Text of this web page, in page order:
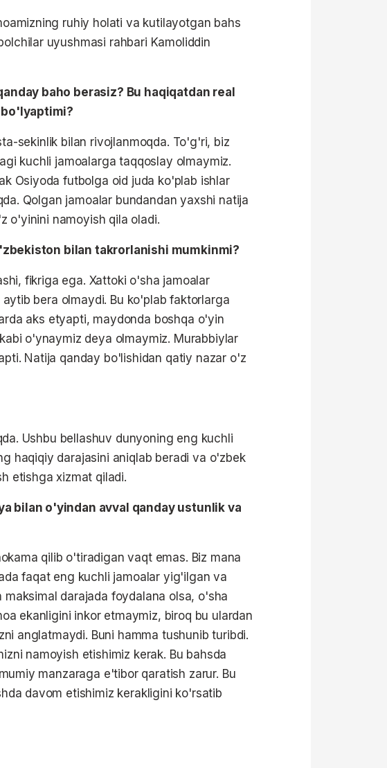
ruhiy holati va kutilayotgan bahs
uyushmasi rahbari Kamoliddin
baho berasiz? Bu haqiqatdan real
sekinlik bilan rivojlanmoqda. To'g'ri, biz
kuchli jamoalarga taqqoslay olmaymiz.
Osiyoda futbolga oid juda ko'plab ishlar
Qolgan jamoalar bundandan yaxshi natija
o'yinini namoyish qila oladi.
bilan takrorlanishi mumkinmi?
fikriga ega. Xattoki o'sha jamoalar
bera olmaydi. Bu ko'plab faktorlarga
aks etyapti, maydonda boshqa o'yin
o'ynaymiz deya olmaymiz. Murabbiylar
Natija qanday bo'lishidan qatiy nazar o'z
Ushbu bellashuv dunyoning eng kuchli
haqiqiy darajasini aniqlab beradi va o'zbek
etishga xizmat qiladi.
bilan o'yindan avval qanday ustunlik va
qilib o'tiradigan vaqt emas. Biz mana
faqat eng kuchli jamoalar yig'ilgan va
darajada foydalana olsa, o'sha
ekanligini inkor etmaymiz, biroq bu ulardan
anglatmaydi. Buni hamma tushunib turibdi.
namoyish etishimiz kerak. Bu bahsda
manzaraga e'tibor qaratish zarur. Bu
davom etishimiz kerakligini ko'rsatib